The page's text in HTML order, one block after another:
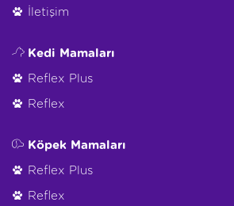
İletişim
Kedi Mamaları
Reflex Plus
Reflex
Köpek Mamaları
Reflex Plus
Reflex